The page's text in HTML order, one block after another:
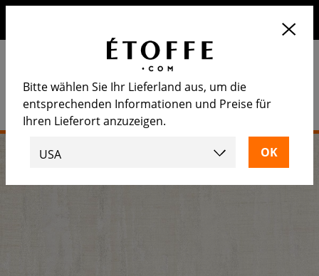
Bitte wählen Sie Ihr Lieferland aus, um die
entsprechenden Informationen und Preise für
Ihren Lieferort anzuzeigen.